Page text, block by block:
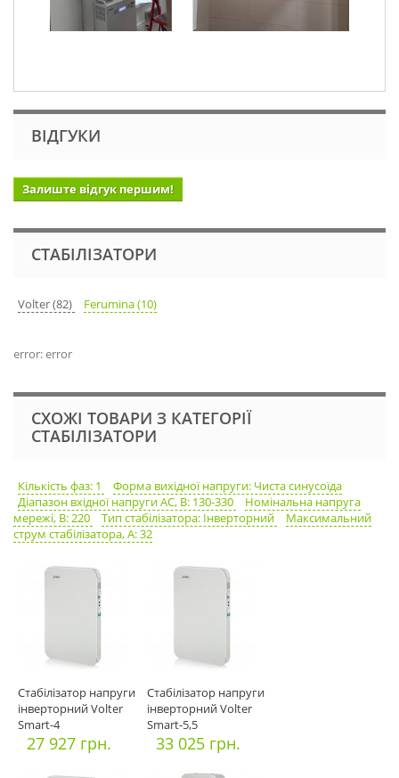
ВІДГУКИ
Залиште відгук першим!
СТАБІЛІЗАТОРИ
Volter (82) Ferumina (10)
error: error
СХОЖІ ТОВАРИ З КАТЕГОРІЇ
СТАБІЛІЗАТОРИ
Кількість фаз: 1
Форма вихідної напруги: Чиста синусоїда
Діапазон вхідної напруги АС, В: 130-330
Номінальна напруга
мережі, В: 220
Тип стабілізатора: Інверторний
Максимальний
струм стабілізатора, А: 32
Стабілізатор напруги
інверторний Volter
Smart-4
27 927 грн.
Стабілізатор напруги
інверторний Volter
Smart-5,5
33 025 грн.